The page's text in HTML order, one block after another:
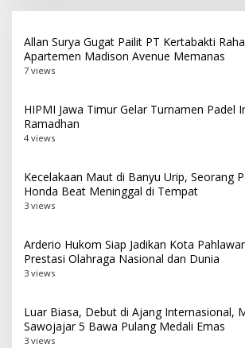
Allan Surya Gugat Pailit PT Kertabakti
Apartemen Madison Avenue Memanas
7 views
HIPMI Jawa Timur Gelar Turnamen Padel
Ramadhan
4 views
Kecelakaan Maut di Banyu Urip, Seorang
Honda Beat Meninggal di Tempat
3 views
Arderio Hukom Siap Jadikan Kota
Prestasi Olahraga Nasional dan Dunia
3 views
Luar Biasa, Debut di Ajang Internasional,
Sawojajar 5 Bawa Pulang Medali Emas
3 views